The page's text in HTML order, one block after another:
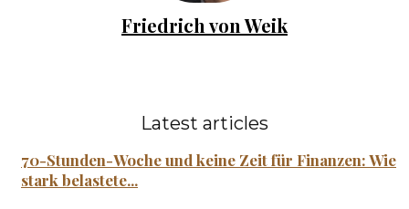
Friedrich von Weik
Latest articles
70-Stunden-Woche und keine Zeit für Finanzen: Wie
stark belastete...